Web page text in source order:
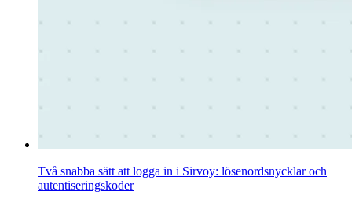
Två snabba sätt att logga in i Sirvoy: lösenordsnycklar och
autentiseringskoder